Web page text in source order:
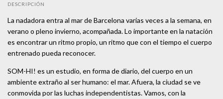
DESCRIPCIÓN
La nadadora entra al mar de Barcelona varias veces a la semana, en
verano o pleno invierno, acompañada. Lo importante en la natación
es encontrar un ritmo propio, un ritmo que con el tiempo el cuerpo
entrenado pueda reconocer.
SOM-HI! es un estudio, en forma de diario, del cuerpo en un
ambiente extraño al ser humano: el mar. Afuera, la ciudad se ve
conmovida por las luchas independentistas. Vamos, con la